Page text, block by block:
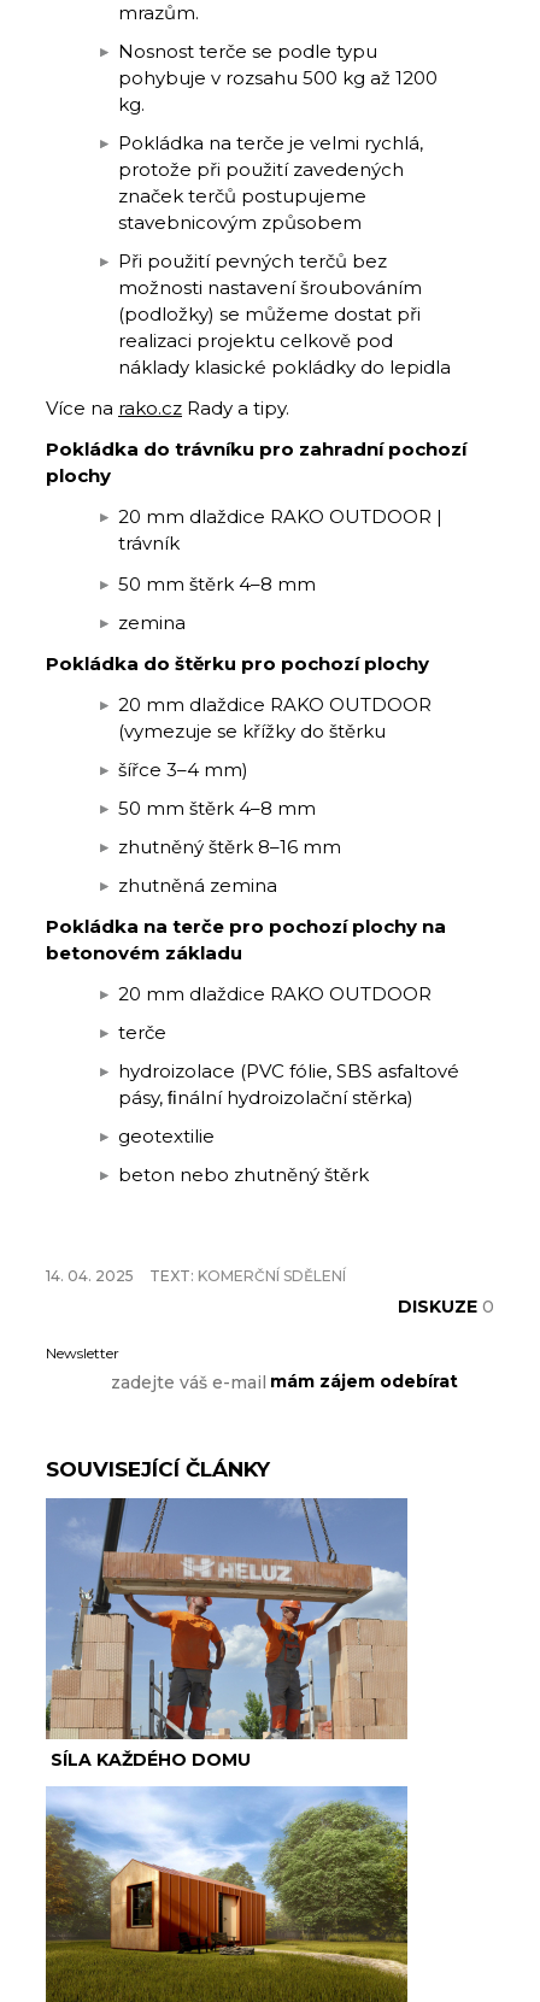
mrazům.
Nosnost terče se podle typu
pohybuje v rozsahu 500 kg až 1200
kg.
Pokládka na terče je velmi rychlá,
protože při použití zavedených
značek terčů postupujeme
stavebnicovým způsobem
Při použití pevných terčů bez
možnosti nastavení šroubováním
(podložky) se můžeme dostat při
realizaci projektu celkově pod
náklady klasické pokládky do lepidla
Více na rako.cz Rady a tipy.
Pokládka do trávníku pro zahradní pochozí
plochy
20 mm dlaždice RAKO OUTDOOR |
trávník
50 mm štěrk 4–8 mm
zemina
Pokládka do štěrku pro pochozí plochy
20 mm dlaždice RAKO OUTDOOR
(vymezuje se křížky do štěrku
šířce 3–4 mm)
50 mm štěrk 4–8 mm
zhutněný štěrk 8–16 mm
zhutněná zemina
Pokládka na terče pro pochozí plochy na
betonovém základu
20 mm dlaždice RAKO OUTDOOR
terče
hydroizolace (PVC fólie, SBS asfaltové
pásy, ﬁnální hydroizolační stěrka)
geotextilie
beton nebo zhutněný štěrk
14. 04. 2025 TEXT: KOMERČNÍ SDĚLENÍ
DISKUZE 0
Newsletter
SOUVISEJÍCÍ ČLÁNKY
SÍLA KAŽDÉHO DOMU